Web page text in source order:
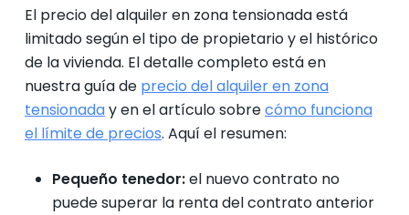
El precio del alquiler en zona tensionada está
limitado según el tipo de propietario y el histórico
de la vivienda. El detalle completo está en
nuestra guía de precio del alquiler en zona
tensionaday en el artículo sobrecómo funciona
el límite de precios. Aquí el resumen:
Pequeño tenedor:el nuevo contrato no
puede superar la renta del contrato anterior